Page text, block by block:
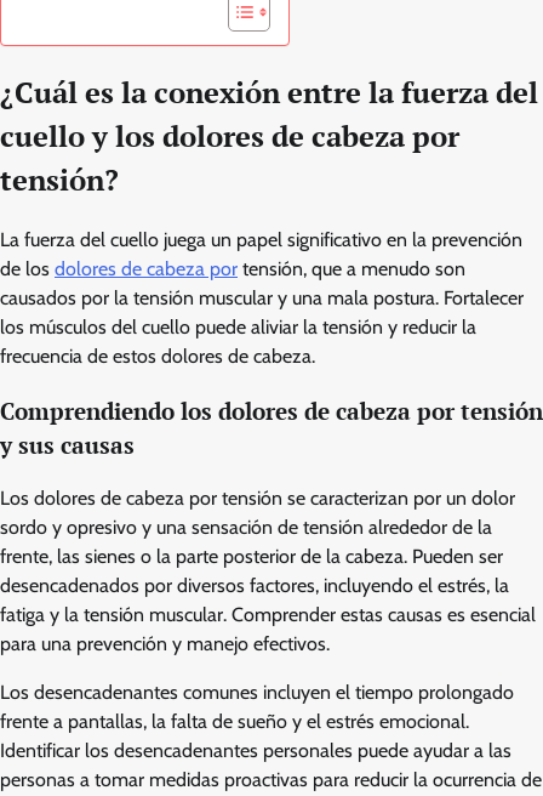
¿Cuál es la conexión entre la fuerza del
cuello y los dolores de cabeza por
tensión?
La fuerza del cuello juega un papel significativo en la prevención
de los dolores de cabeza por tensión, que a menudo son
causados por la tensión muscular y una mala postura. Fortalecer
los músculos del cuello puede aliviar la tensión y reducir la
frecuencia de estos dolores de cabeza.
Comprendiendo los dolores de cabeza por tensión
y sus causas
Los dolores de cabeza por tensión se caracterizan por un dolor
sordo y opresivo y una sensación de tensión alrededor de la
frente, las sienes o la parte posterior de la cabeza. Pueden ser
desencadenados por diversos factores, incluyendo el estrés, la
fatiga y la tensión muscular. Comprender estas causas es esencial
para una prevención y manejo efectivos.
Los desencadenantes comunes incluyen el tiempo prolongado
frente a pantallas, la falta de sueño y el estrés emocional.
Identificar los desencadenantes personales puede ayudar a las
personas a tomar medidas proactivas para reducir la ocurrencia de